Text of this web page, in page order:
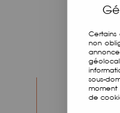
Certains
non
sous-
moment
de